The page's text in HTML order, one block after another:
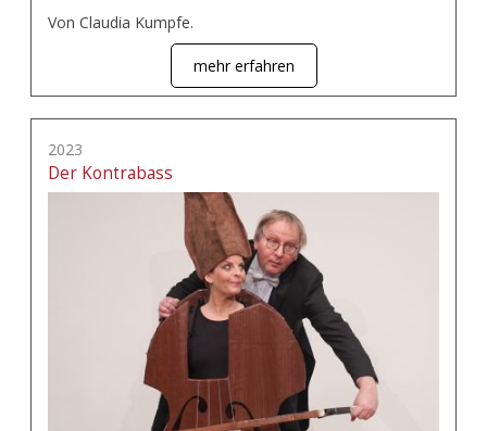
Von Claudia Kumpfe.
mehr erfahren
2023
Der Kontrabass